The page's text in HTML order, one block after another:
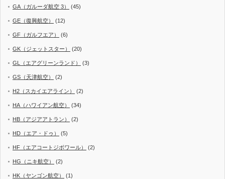
GA（ガルーダ航空 3） (45)
GE（復興航空） (12)
GF（ガルフエア） (6)
GK（ジェットスター） (20)
GL（エアグリーンランド） (3)
GS（天津航空） (2)
H2（スカイエアライン） (2)
HA（ハワイアン航空） (34)
HB（アジアアトラン） (2)
HD（エア・ドゥ） (5)
HF（エアコートジボワール） (2)
HG（ニキ航空） (2)
HK（ヤンゴン航空） (1)